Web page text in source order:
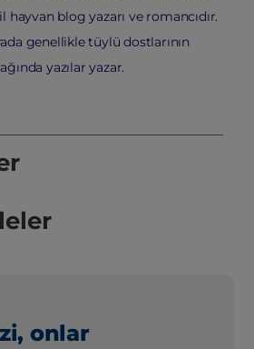
hayvan blog yazarı ve romancıdır.
genellikle tüylü dostlarının
yazılar yazar.
onlar